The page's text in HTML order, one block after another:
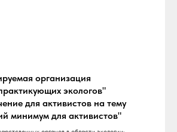
организация
экологов"
для активистов на тему
минимум для активистов"